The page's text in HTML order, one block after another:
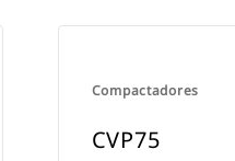
Compactadores
CVP75